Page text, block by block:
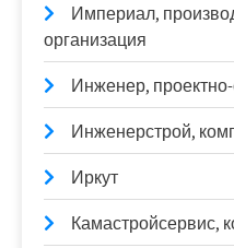
Империал,
организация
Инженер,
Инженерстрой,
Иркут
Камастройсервис,